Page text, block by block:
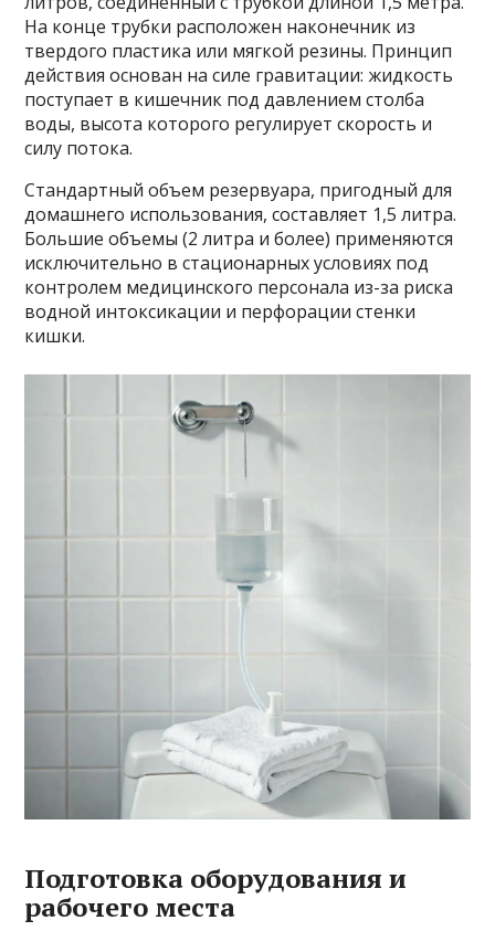
На конце трубки расположен наконечник из
твердого пластика или мягкой резины. Принцип
действия основан на силе гравитации: жидкость
поступает в кишечник под давлением столба
воды, высота которого регулирует скорость и
силу потока.
Стандартный объем резервуара, пригодный для
домашнего использования, составляет 1,5 литра.
Большие объемы (2 литра и более) применяются
исключительно в стационарных условиях под
контролем медицинского персонала из-за риска
водной интоксикации и перфорации стенки
кишки.
Подготовка оборудования и
рабочего места